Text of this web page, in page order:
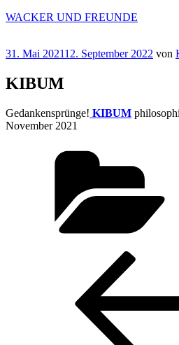
Zum
WACKER UND FREUNDE
Veröffentlicht
31. Mai 202112. September 2022 von
KIBUM
Gedankensprünge! KIBUM
November 2021
Beitragsnavigation